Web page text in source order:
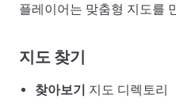
플레이어는 맞춤형 지도를
지도 찾기
찾아보기 지도 디렉토리